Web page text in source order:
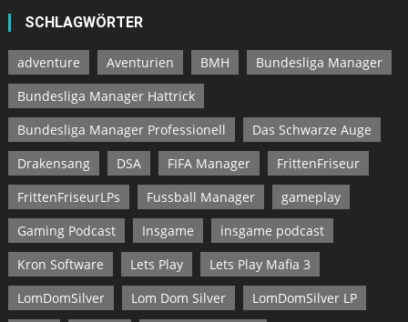
SCHLAGWÖRTER
adventure Aventurien BMH
Bundesliga Manager
Bundesliga Manager Hattrick
Bundesliga Manager Professionell
Das Schwarze Auge
Drakensang
DSA FIFA Manager
FrittenFriseur
FrittenFriseurLPs
Fussball Manager
gameplay
Gaming Podcast
Insgame
insgame podcast
Kron Software
Lets Play
Lets Play Mafia 3
LomDomSilver
Lom Dom Silver
LomDomSilver LP